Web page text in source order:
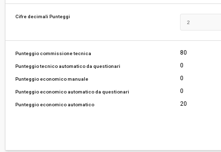
Cifre decimali Punteggi
Punteggio commissione tecnica 80
Punteggio tecnico automatico da questionari 0
Punteggio economico manuale 0
Punteggio economico automatico da questionari 0
Punteggio economico automatico 20